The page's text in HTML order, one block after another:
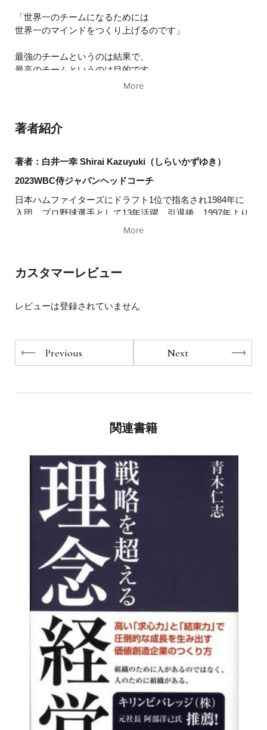
「世界一のチームになるためには
世界一のマインドをつくり上げるのです」
最強のチームというのは結果で、
最高のチームというのは目的です。
相手を見て倒そうとするのではなく、
More
著者紹介
著者：白井一幸 Shirai Kazuyuki（しらいかずゆき）
2023WBC侍ジャパンヘッドコーチ
日本ハムファイターズにドラフト1位で指名され1984年に
入団、プロ野球選手として13年活躍。引退後、1997年より
日本ハムファイターズの球団職員となり、ニューヨーク・
なかで、従来型の選手指導方法を一新。コーチングを取り
入れた指導で次々と優秀な若手選手を輩出し、リーグ優勝
ドコーチとしてチームを世界一に導く。2008年より講演・
ムファイターズ流 一流の組織であり続ける３つの原則』
More
カスタマーレビュー
レビューは登録されていません
Previous Next
関連書籍